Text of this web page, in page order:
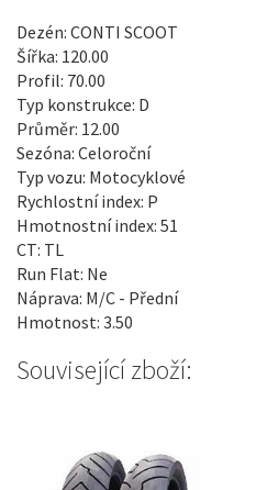
Dezén: CONTI SCOOT
Šířka: 120.00
Profil: 70.00
Typ konstrukce: D
Průměr: 12.00
Sezóna: Celoroční
Typ vozu: Motocyklové
Rychlostní index: P
Hmotnostní index: 51
CT: TL
Run Flat: Ne
Náprava: M/C - Přední
Hmotnost: 3.50
Související zboží: